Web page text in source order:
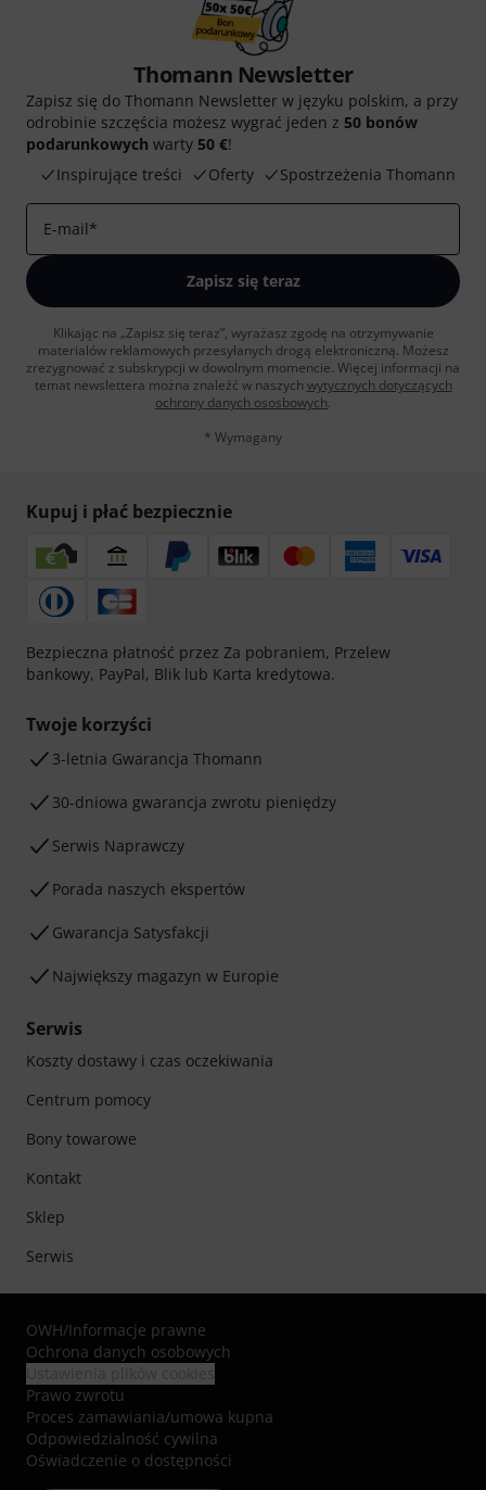
Thomann Newsletter
Zapisz się do Thomann Newsletter w języku polskim, a przy
odrobinie szczęścia możesz wygrać jeden z 50 bonów
podarunkowych warty 50 €!
Inspirujące treści
Oferty Spostrzeżenia Thomann
E-mail*
Zapisz się teraz
Klikając na „Zapisz się teraz”, wyrażasz zgodę na otrzymywanie
materialów reklamowych przesyłanych drogą elektroniczną. Możesz
zrezygnować z subskrypcji w dowolnym momencie. Więcej informacji na
temat newslettera można znaleźć w naszych wytycznych dotyczących
ochrony danych ososbowych.
* Wymagany
Kupuj i płać bezpiecznie
Bezpieczna płatność przez Za pobraniem, Przelew
bankowy, PayPal, Blik lub Karta kredytowa.
Twoje korzyści
3-letnia Gwarancja Thomann
30-dniowa gwarancja zwrotu pieniędzy
Serwis Naprawczy
Porada naszych ekspertów
Gwarancja Satysfakcji
Największy magazyn w Europie
Serwis
Koszty dostawy i czas oczekiwania
Centrum pomocy
Bony towarowe
Kontakt
Sklep
Serwis
OWH/Informacje prawne
Ochrona danych osobowych
Prawo zwrotu
Proces zamawiania/umowa kupna
Odpowiedzialność cywilna
Oświadczenie o dostępności